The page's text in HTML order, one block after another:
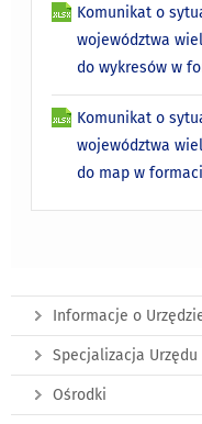
Komunikat o
województwa
do wykresów w
Komunikat o
województwa
do map w
Informacje o
Specjalizacja Urzędu
Ośrodki